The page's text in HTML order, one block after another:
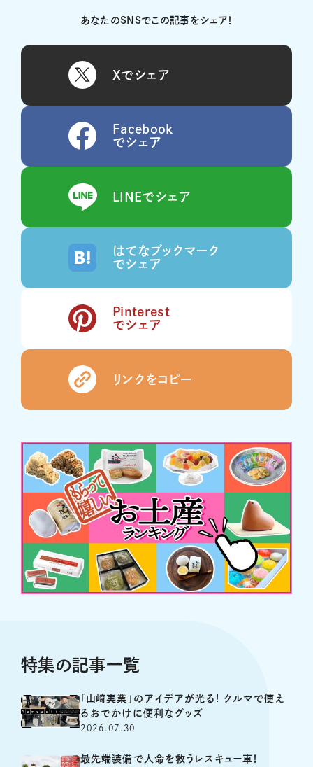
あなたのSNSでこの記事をシェア！
Xでシェア
Facebook
でシェア
LINEでシェア
はてなブックマーク
でシェア
Pinterest
でシェア
リンクをコピー
特集の記事一覧
「山崎実業」のアイデアが光る! クルマで使え
るおでかけに便利なグッズ
2026.07.30
最先端装備で人命を救うレスキュー車！